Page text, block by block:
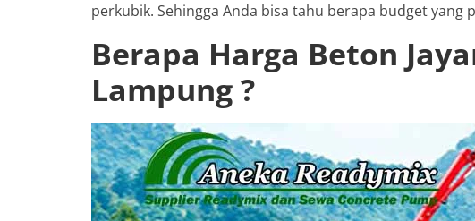
perkubik. Sehingga Anda bisa tahu berapa budget yang
Berapa Harga Beton
Lampung ?